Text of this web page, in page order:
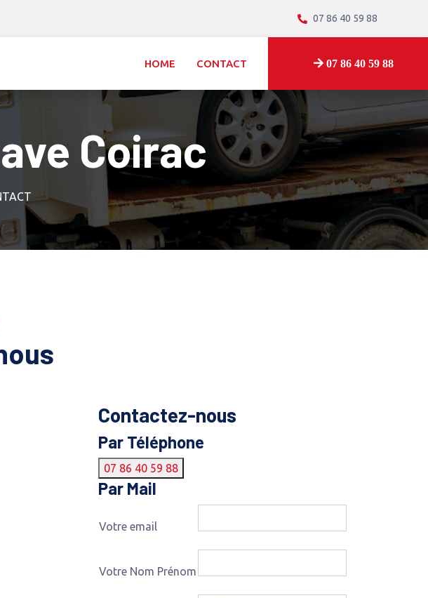
07 86 40 59 88
HOME CONTACT 07 86 40 59 88
Coirac
Contactez-nous
Par Téléphone
07 86 40 59 88
Par Mail
Votre email
Votre Nom Prénom